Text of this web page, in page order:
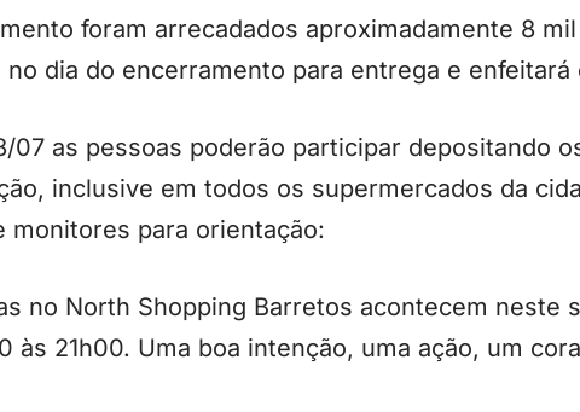
foram arrecadados aproximadamente 8
no dia do encerramento para entrega e enfeitará
07 as pessoas poderão participar depositando
inclusive em todos os supermercados da
monitores para orientação:
no North Shopping Barretos acontecem neste
às 21h00. Uma boa intenção, uma ação, um